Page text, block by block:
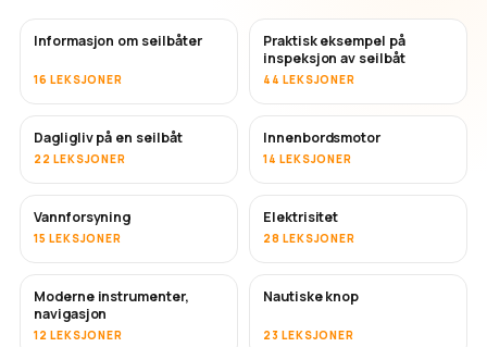
Informasjon om seilbåter
16 LEKSJONER
Praktisk eksempel på
inspeksjon av seilbåt
44 LEKSJONER
Dagligliv på en seilbåt
22 LEKSJONER
Innenbordsmotor
14 LEKSJONER
Vannforsyning
15 LEKSJONER
Elektrisitet
28 LEKSJONER
Moderne instrumenter,
navigasjon
12 LEKSJONER
Nautiske knop
23 LEKSJONER